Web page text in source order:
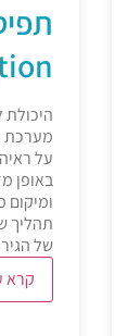
מערכת
על
באופן
ומיקום
תהליך
של
קרא